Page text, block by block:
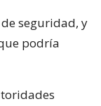
seguridad, y
podría